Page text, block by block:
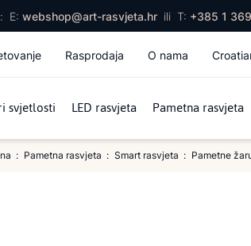
E: webshop@art-rasvjeta.hr ili T: +385 1
Rasprodaja O nama
svjetlosti LED rasvjeta Pametna rasvjeta
Pametna rasvjeta Smart rasvjeta Pametne